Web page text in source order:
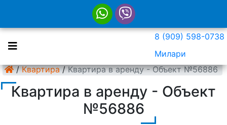
8 (909) 598-0738
Милари
/ Квартира / Квартира в аренду - Объект №56886
Квартира в аренду - Объект
№56886